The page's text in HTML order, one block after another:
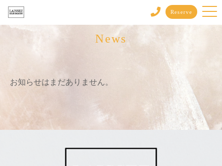
Reserve
News
お知らせはまだありません。